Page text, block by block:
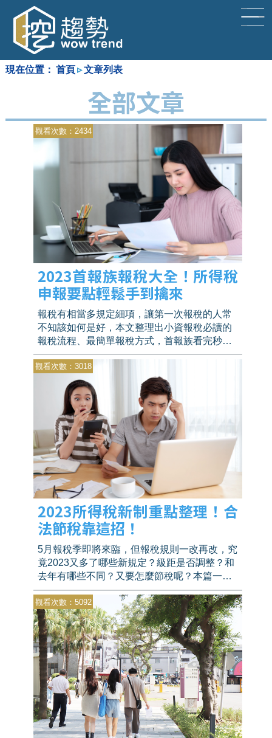
加薪小祕密
現在位置： 首頁▹文章列表
全部文章
觀看次數：2434
2023首報族報稅大全！所得稅
申報要點輕鬆手到擒來
報稅有相當多規定細項，讓第一次報稅的人常
不知該如何是好，本文整理出小資報稅必讀的
報稅流程、最簡單報稅方式，首報族看完秒懂
的基本報稅知識全攻略。
觀看次數：3018
2023所得稅新制重點整理！合
法節稅靠這招！
5月報稅季即將來臨，但報稅規則一改再改，究
竟2023又多了哪些新規定？級距是否調整？和
去年有哪些不同？又要怎麼節稅呢？本篇一次
告訴你！
觀看次數：5092